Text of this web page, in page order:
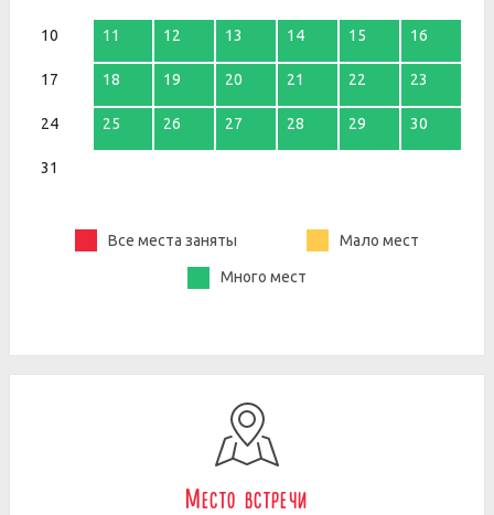
10 11 12 13 14 15 16
17 18 19 20 21 22 23
24 25 26 27 28 29 30
31
Все места заняты Мало мест
Много мест
Место встречи